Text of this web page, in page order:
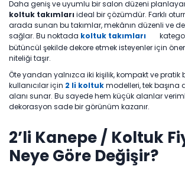
Daha geniş ve uyumlu bir salon düzeni
koltuk takımları ideal bir çözümdür. Farklı
arada sunan bu takımlar, mekânın düzenli ve
sağlar. Bu noktada koltuk takımları
bütüncül şekilde dekore etmek isteyenler için
niteliği taşır.
Öte yandan yalnızca iki kişilik, kompakt ve
kullanıcılar için 2 li koltukmodelleri, tek başına
alanı sunar. Bu sayede hem küçük alanlar
dekorasyon sade bir görünüm kazanır.
2’li Kanepe / Koltuk
Neye Göre Değişir?